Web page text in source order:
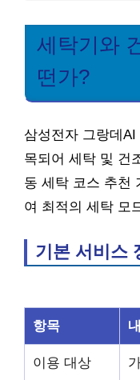
세탁기와
떤가?
삼성전자 그랑데
목되어 세탁 및 건
동 세탁 코스 추천
여 최적의 세탁 모
기본 서비스
항목
이용 대상